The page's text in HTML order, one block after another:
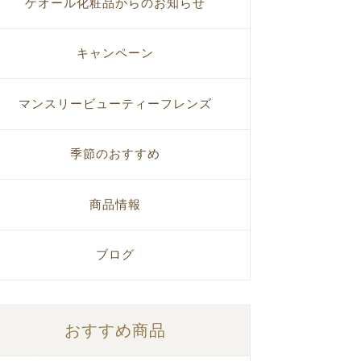
ゲオール化粧品からのお知らせ
キャンペーン
マンスリービューティーフレンズ
季節のおすすめ
商品情報
ブログ
おすすめ商品